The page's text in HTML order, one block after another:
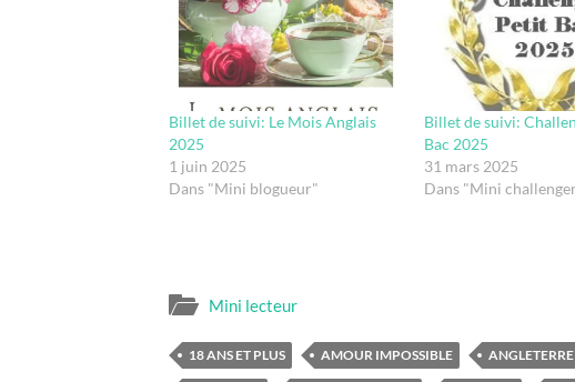
Billet de suivi: Le Mois Anglais
2025
1 juin 2025
Dans "Mini blogueur"
Billet de suivi:
Bac 2025
31 mars 2025
Dans "Mini
Mini lecteur
18 ANS ET PLUS AMOUR IMPOSSIBLE ANGLETERRE